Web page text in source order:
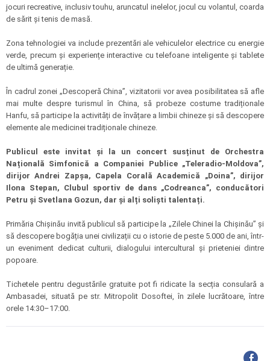
jocuri recreative, inclusiv touhu, aruncatul inelelor, jocul cu volantul, coarda
de sărit și tenis de masă.
Zona tehnologiei va include prezentări ale vehiculelor electrice cu energie
verde, precum și experiențe interactive cu telefoane inteligente și tablete
de ultimă generație.
În cadrul zonei „Descoperă China”, vizitatorii vor avea posibilitatea să afle
mai multe despre turismul în China, să probeze costume tradiționale
Hanfu, să participe la activități de învățare a limbii chineze și să descopere
elemente ale medicinei tradiționale chineze.
Publicul este invitat și la un concert susținut de Orchestra
Națională Simfonică a Companiei Publice „Teleradio-Moldova”,
dirijor Andrei Zapșa, Capela Corală Academică „Doina”, dirijor
Ilona Stepan, Clubul sportiv de dans „Codreanca”, conducători
Petru și Svetlana Gozun, dar și alți soliști talentați.
Primăria Chișinău invită publicul să participe la „Zilele Chinei la Chișinău” și
să descopere bogăția unei civilizații cu o istorie de peste 5.000 de ani, într-
un eveniment dedicat culturii, dialogului intercultural și prieteniei dintre
popoare.
Tichetele pentru degustările gratuite pot fi ridicate la secția consulară a
Ambasadei, situată pe str. Mitropolit Dosoftei, în zilele lucrătoare, între
orele 14:30–17:00.